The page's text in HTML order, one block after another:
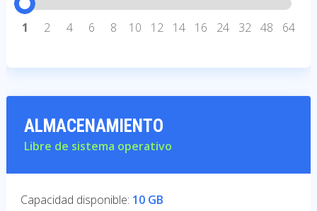
1 2 4 6 8 10 12 14 16 24 32 48 64
ALMACENAMIENTO
Libre de sistema operativo
Capacidad disponible: 10 GB